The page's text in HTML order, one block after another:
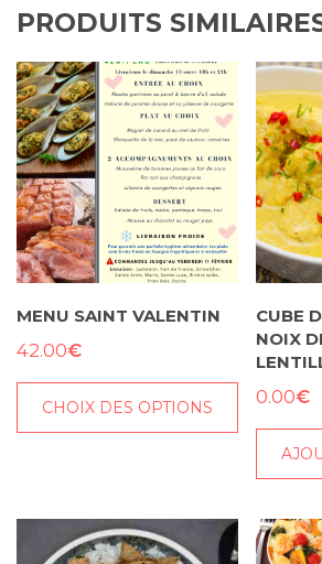
PRODUITS
MENU SAINT VALENTIN
42.00€
CHOIX DES OPTIONS
variations.
CUBE
NOIX
0.00€